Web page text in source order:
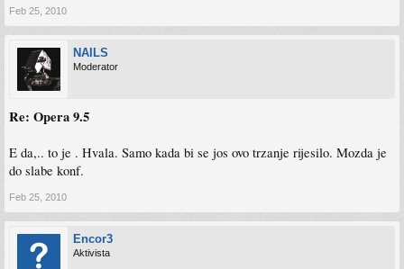
Feb 25, 2010
NAILS
Moderator
Re: Opera 9.5
E da,.. to je . Hvala. Samo kada bi se jos ovo trzanje rijesilo. Mozda je
do slabe konf.
Feb 25, 2010
Encor3
Aktivista